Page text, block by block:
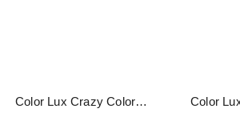
Color Lux Crazy Coloração Directa Cinza 150ml